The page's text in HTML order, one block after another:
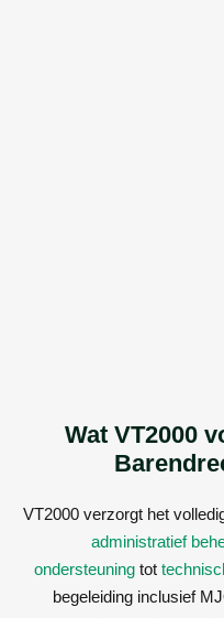
Wat VT2000
VT2000 verzorgt het
administratief
ondersteuning tot
begeleiding inclusief